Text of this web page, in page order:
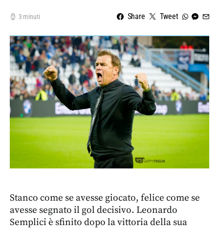
3 minuti Share Tweet
Stanco come se avesse giocato, felice come se
avesse segnato il gol decisivo. Leonardo
Semplici è sfinito dopo la vittoria della sua